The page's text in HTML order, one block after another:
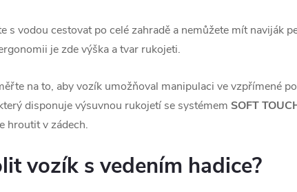
s vodou cestovat po celé zahradě a nemůžete mít naviják
je zde výška a tvar rukojeti.
na to, aby vozík umožňoval manipulaci ve vzpřímené
disponuje výsuvnou rukojetí se systémem SOFT
hroutit v zádech.
vozík s vedením hadice?